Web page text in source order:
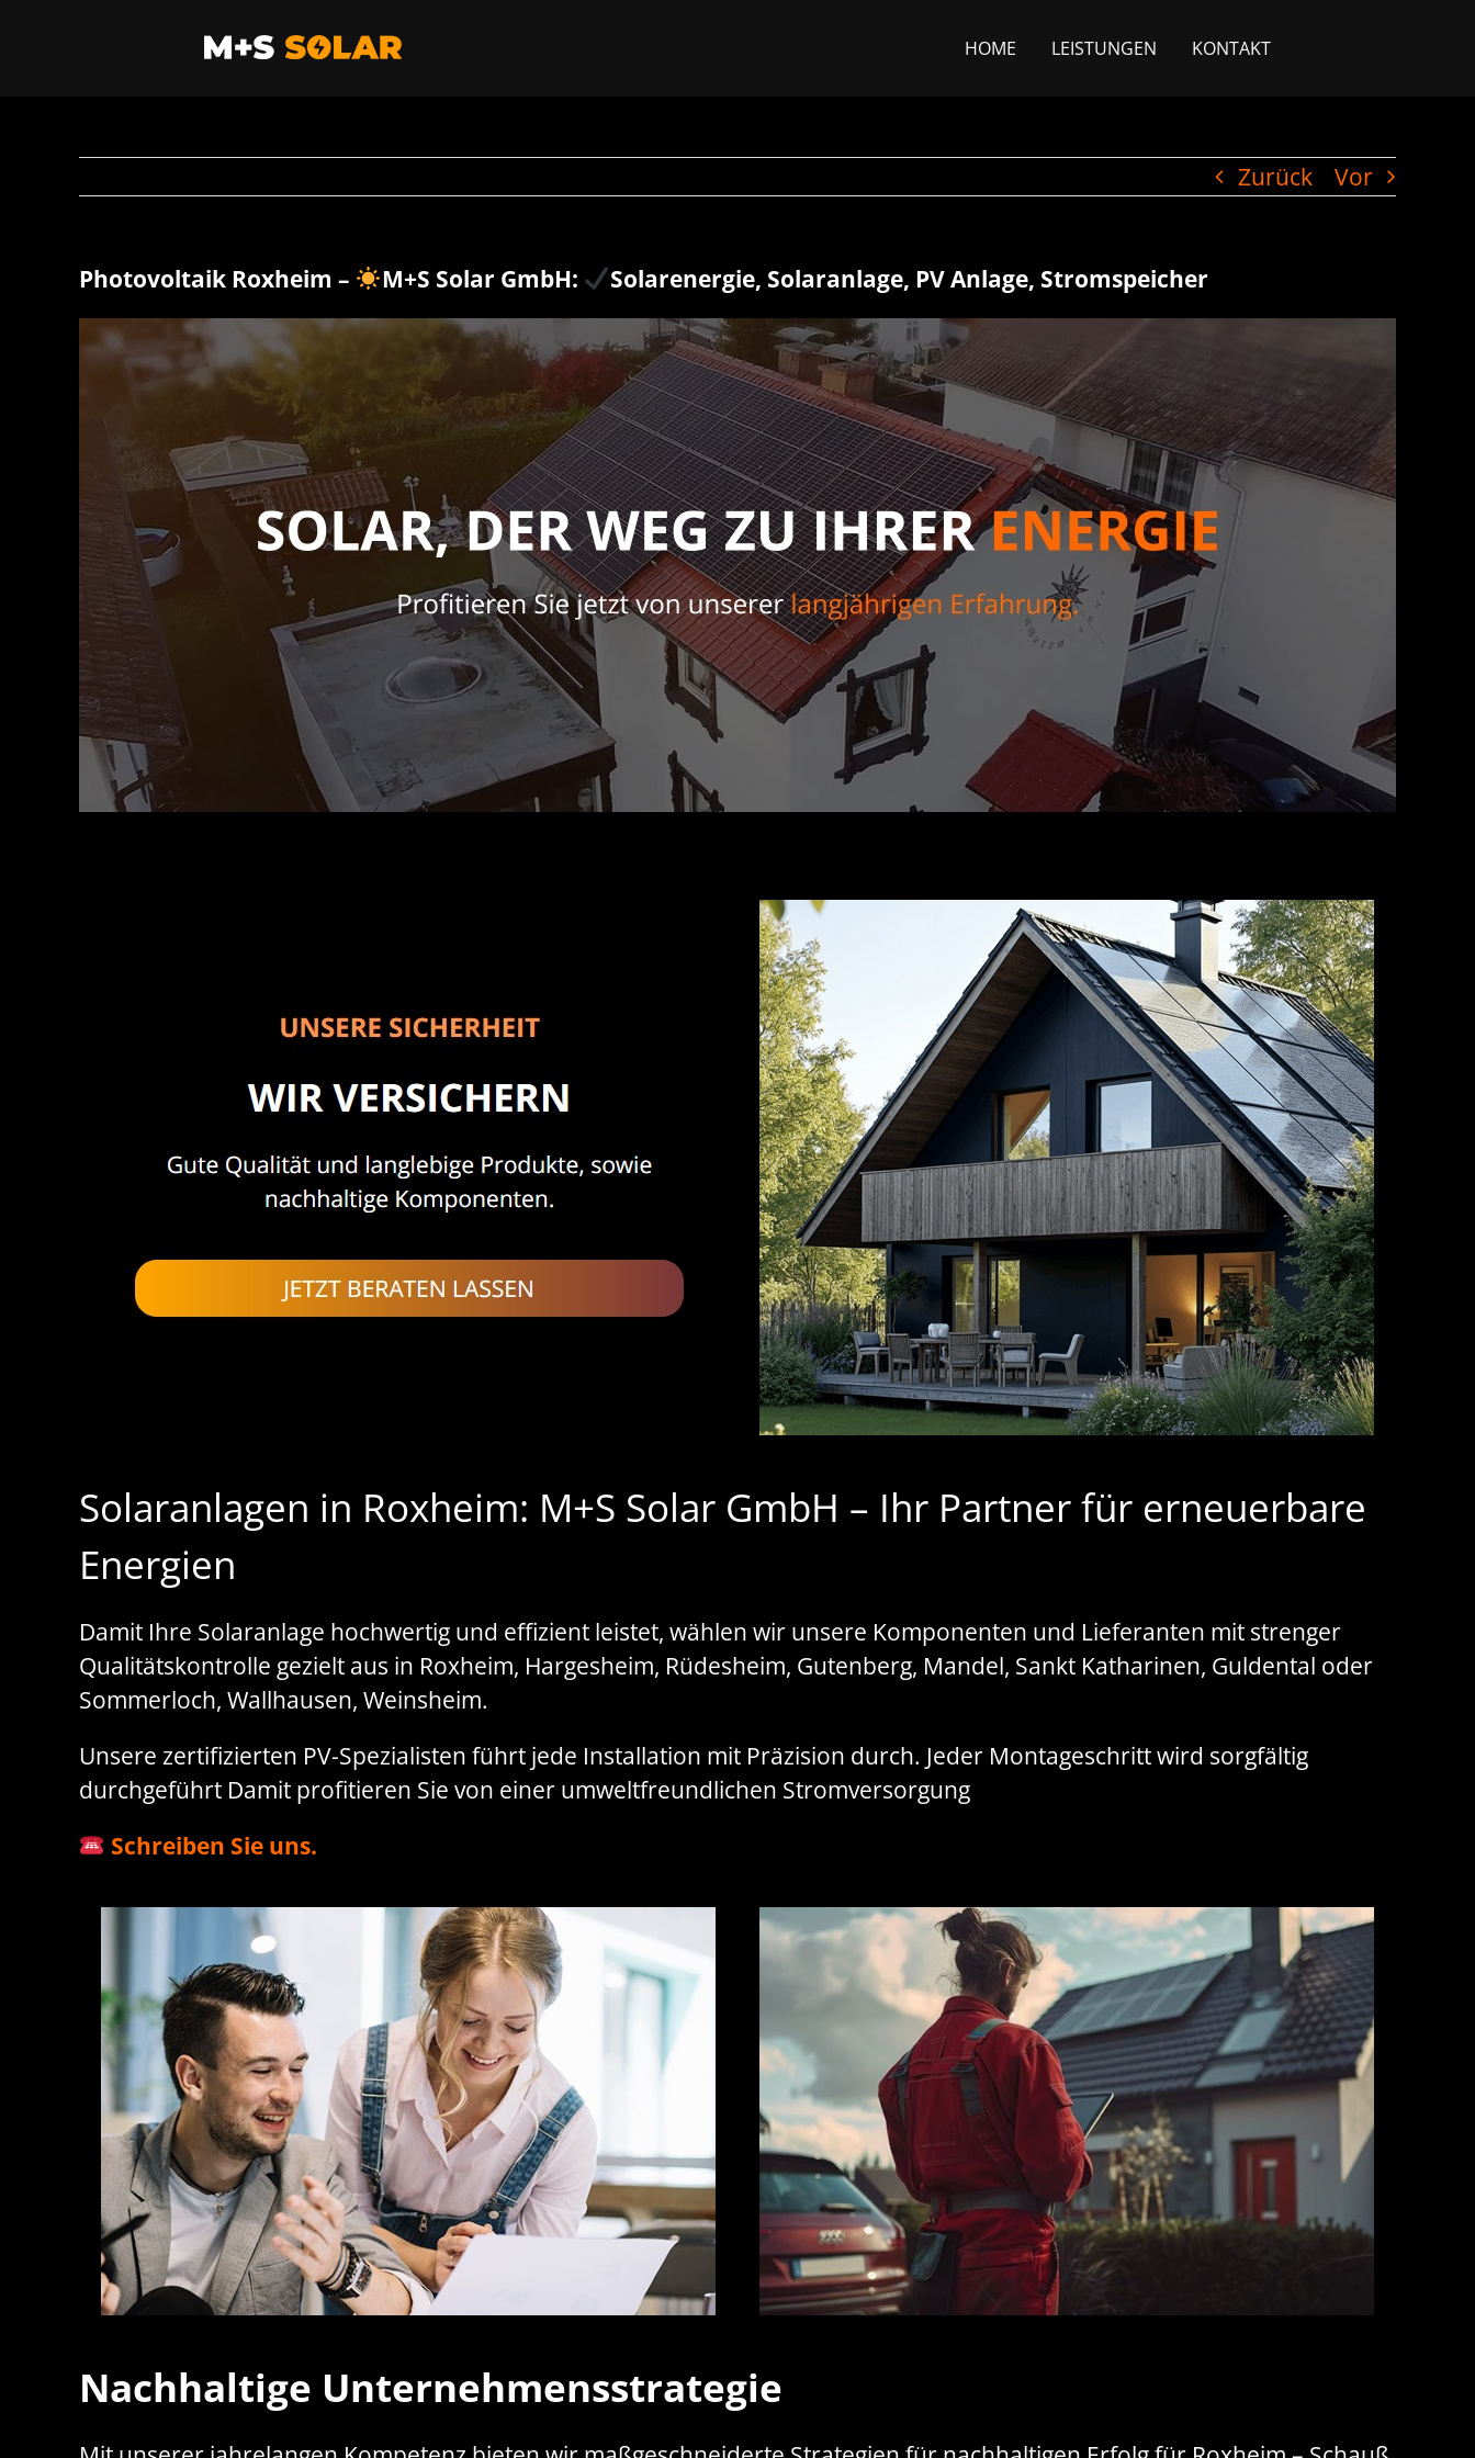
HOME LEISTUNGEN KONTAKT
Zurück Vor
Photovoltaik Roxheim – M+S Solar GmbH: Solarenergie, Solaranlage, PV Anlage, Stromspeicher
Solaranlagen in Roxheim: M+S Solar GmbH – Ihr Partner für erneuerbare
Energien
Damit Ihre Solaranlage hochwertig und effizient leistet, wählen wir unsere Komponenten und Lieferanten mit strenger
Qualitätskontrolle gezielt aus in Roxheim, Hargesheim, Rüdesheim, Gutenberg, Mandel, Sankt Katharinen, Guldental oder
Sommerloch, Wallhausen, Weinsheim.
Unsere zertifizierten PV-Spezialisten führt jede Installation mit Präzision durch. Jeder Montageschritt wird sorgfältig
durchgeführt Damit profitieren Sie von einer umweltfreundlichen Stromversorgung
Schreiben Sie uns.
Nachhaltige Unternehmensstrategie